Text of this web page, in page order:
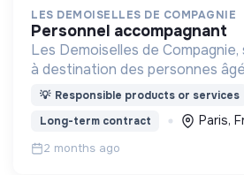
LES DEMOISELLES DE COMPAGNIE
personnel accompagnant
Les Demoiselles de
à destination des personnes
accompagnement haut de
💡 Responsible products or services
Long-term contract
Paris,
2 months ago